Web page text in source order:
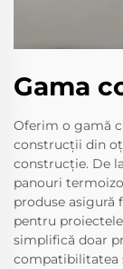
Gama
Oferim o gamă
construcții din
construcție. De
panouri
produse asigură
pentru
simplifică doar
compatibilitatea